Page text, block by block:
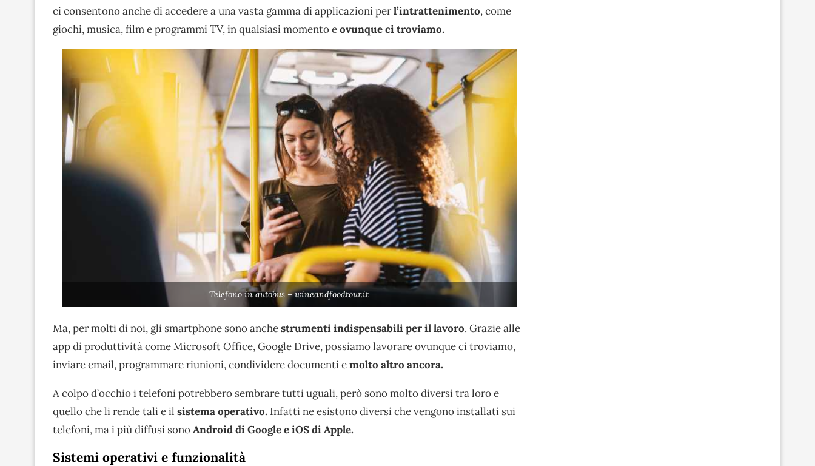
ci consentono anche di accedere a una vasta gamma di applicazioni perl’intrattenimento, come
giochi, musica, film e programmi TV, in qualsiasi momento eovunque ci troviamo.
Telefono in autobus – wineandfoodtour.it
Ma, per molti di noi, gli smartphone sono anchestrumenti indispensabili per il lavoro. Grazie alle
app di produttività come Microsoft Office, Google Drive, possiamo lavorare ovunque ci troviamo,
inviare email, programmare riunioni, condividere documenti emolto altro ancora.
A colpo d’occhio i telefoni potrebbero sembrare tutti uguali, però sono molto diversi tra loro e
quello che li rende tali e il sistema operativo. Infatti ne esistono diversi che vengono installati sui
telefoni, ma i più diffusi sonoAndroid di Google e iOS di Apple.
Sistemi operativi e funzionalità